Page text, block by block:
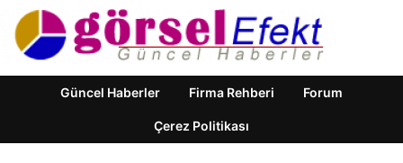
Güncel Haberler Firma Rehberi Forum
Çerez Politikası